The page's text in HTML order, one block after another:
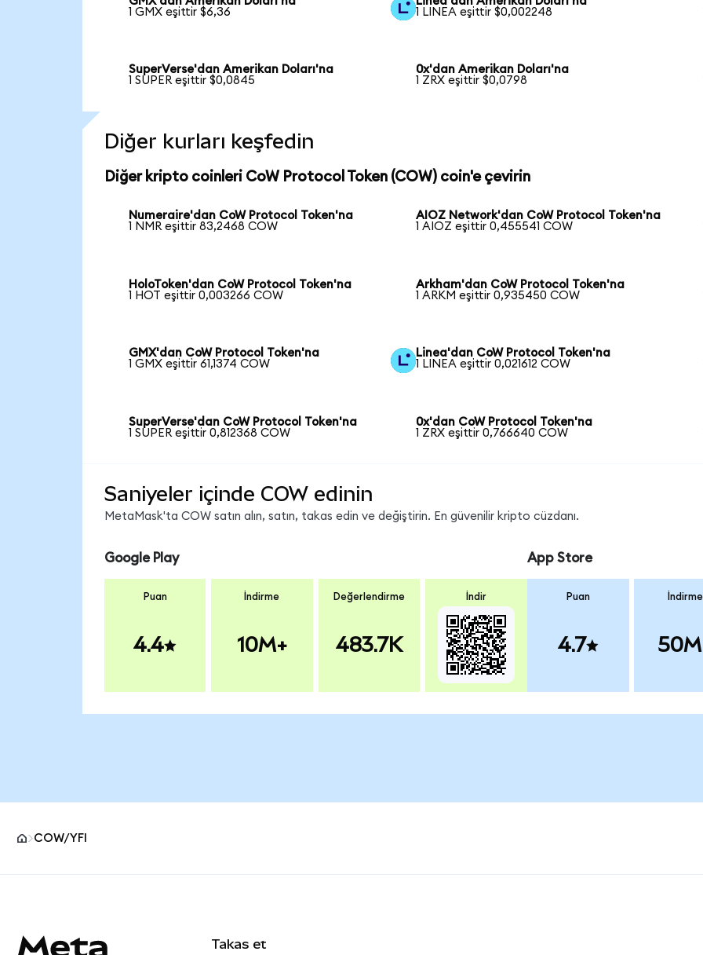
1 GMX eşittir $6,36
1 LINEA eşittir $0,002248
SuperVerse'dan Amerikan Doları'na
1 SUPER eşittir $0,0845
0x'dan Amerikan Doları'na
1 ZRX eşittir $0,0798
Diğer kurları keşfedin
Diğer kripto coinleri CoW Protocol Token (COW) coin'e çevirin
Numeraire'dan CoW Protocol Token'na
1 NMR eşittir 83,2468 COW
AIOZ Network'dan CoW Protocol Token'na
1 AIOZ eşittir 0,455541 COW
HoloToken'dan CoW Protocol Token'na
1 HOT eşittir 0,003266 COW
Arkham'dan CoW Protocol Token'na
1 ARKM eşittir 0,935450 COW
GMX'dan CoW Protocol Token'na
1 GMX eşittir 61,1374 COW
Linea'dan CoW Protocol Token'na
1 LINEA eşittir 0,021612 COW
SuperVerse'dan CoW Protocol Token'na
1 SUPER eşittir 0,812368 COW
0x'dan CoW Protocol Token'na
1 ZRX eşittir 0,766640 COW
Saniyeler içinde COW edinin
MetaMask'ta COW satın alın, satın, takas edin ve değiştirin. En güvenilir kripto cüzdanı.
Google Play
Puan
4.4
İndirme
10M+
Değerlendirme
483.7K
İndir
App Store
Puan
4.7
İndirme
COW/YFI
Takas et